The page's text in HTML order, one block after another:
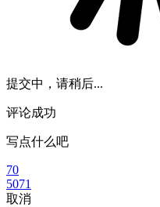
提交中，请稍后...
评论成功
写点什么吧
70
5071
取消